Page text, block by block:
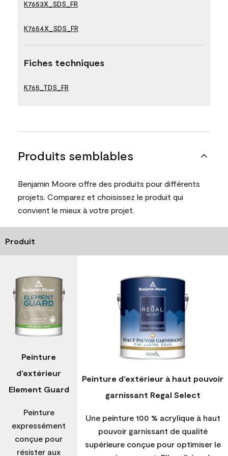
K7653X_SDS_FR
K7654X_SDS_FR
Fiches techniques
K765_TDS_FR
Produits semblables
Benjamin Moore offre des produits pour différents
projets. Comparez et choisissez le produit qui
convient le mieux à votre projet.
Produit
Peinture
d’extérieur
Element Guard
Peinture
expressément
conçue pour
résister aux
Peinture d’extérieur à haut pouvoir
garnissant Regal Select
Une peinture 100 % acrylique à haut
pouvoir garnissant de qualité
supérieure conçue pour optimiser le